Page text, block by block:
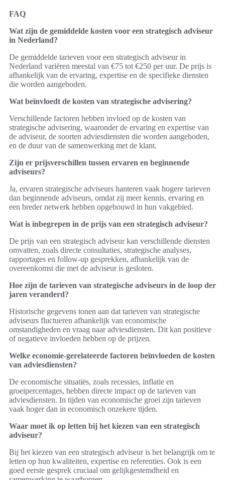
FAQ
Wat zijn de gemiddelde kosten voor een strategisch adviseur
in Nederland?
De gemiddelde tarieven voor een strategisch adviseur in
Nederland variëren meestal van €75 tot €250 per uur. De prijs is
afhankelijk van de ervaring, expertise en de specifieke diensten
die worden aangeboden.
Wat beïnvloedt de kosten van strategische advisering?
Verschillende factoren hebben invloed op de kosten van
strategische advisering, waaronder de ervaring en expertise van
de adviseur, de soorten adviesdiensten die worden aangeboden,
en de duur van de samenwerking met de klant.
Zijn er prijsverschillen tussen ervaren en beginnende
adviseurs?
Ja, ervaren strategische adviseurs hanteren vaak hogere tarieven
dan beginnende adviseurs, omdat zij meer kennis, ervaring en
een breder netwerk hebben opgebouwd in hun vakgebied.
Wat is inbegrepen in de prijs van een strategisch adviseur?
De prijs van een strategisch adviseur kan verschillende diensten
omvatten, zoals directe consultaties, strategische analyses,
rapportages en follow-up gesprekken, afhankelijk van de
overeenkomst die met de adviseur is gesloten.
Hoe zijn de tarieven van strategische adviseurs in de loop der
jaren veranderd?
Historische gegevens tonen aan dat tarieven van strategische
adviseurs fluctueren afhankelijk van economische
omstandigheden en vraag naar adviesdiensten. Dit kan positieve
of negatieve invloeden hebben op de prijzen.
Welke economie-gerelateerde factoren beïnvloeden de kosten
van adviesdiensten?
De economische situatiës, zoals recessies, inflatie en
groeipercentages, hebben directe impact op de tarieven van
adviesdiensten. In tijden van economische groei zijn tarieven
vaak hoger dan in economisch onzekere tijden.
Waar moet ik op letten bij het kiezen van een strategisch
adviseur?
Bij het kiezen van een strategisch adviseur is het belangrijk om te
letten op hun kwaliteiten, expertise en referenties. Ook is een
goed eerste gesprek cruciaal om gelijkgestemdheid en